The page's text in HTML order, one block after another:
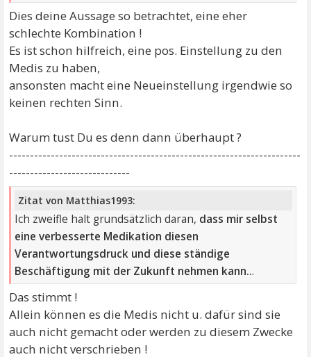
Dies deine Aussage so betrachtet, eine eher
schlechte Kombination !
Es ist schon hilfreich, eine pos. Einstellung zu den
Medis zu haben,
ansonsten macht eine Neueinstellung irgendwie so
keinen rechten Sinn.
Warum tust Du es denn dann überhaupt ?
----------------------------------------------------------------------
-----------------------------
Zitat von Matthias1993:
Ich zweifle halt grundsätzlich daran, dass mir selbst
eine verbesserte Medikation diesen
Verantwortungsdruck und diese ständige
Beschäftigung mit der Zukunft nehmen kann...
Das stimmt !
Allein können es die Medis nicht u. dafür sind sie
auch nicht gemacht oder werden zu diesem Zwecke
auch nicht verschrieben !